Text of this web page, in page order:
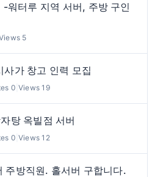
-워터루 지역 서버, 주방 구인
5
사가 창고 인력 모집
0 |Views 19
탕 옥빌점 서버
0 |Views 12
주방직원. 홀서버 구합니다.